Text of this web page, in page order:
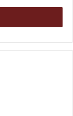
por ter sido
da lista
começo do
informativos
para o